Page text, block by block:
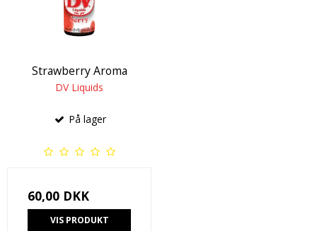
Strawberry Aroma
DV Liquids
På lager
60,00 DKK
VIS PRODUKT